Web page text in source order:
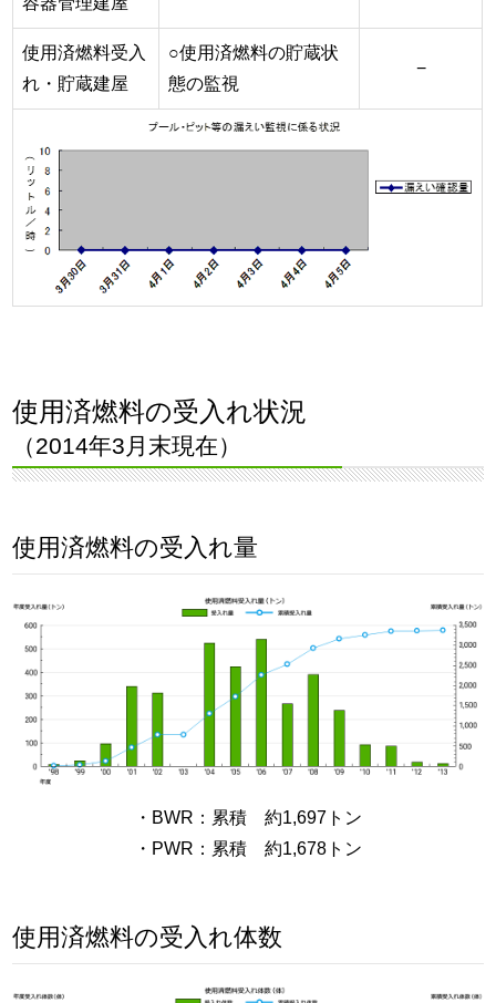
使用済燃料受入
れ・貯蔵建屋
○使用済燃料の貯蔵状
態の監視
−
使用済燃料の受入れ状況
（2014年3月末現在）
使用済燃料の受入れ量
・BWR：累積 約1,697トン
・PWR：累積 約1,678トン
使用済燃料の受入れ体数